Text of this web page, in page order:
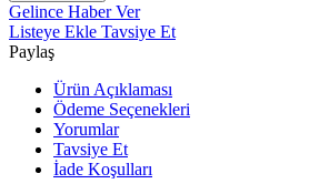
Gelince Haber Ver
Listeye Ekle Tavsiye Et
Paylaş
Ürün Açıklaması
Ödeme Seçenekleri
Yorumlar
Tavsiye Et
İade Koşulları